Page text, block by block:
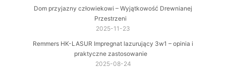
Dom przyjazny człowiekowi – Wyjątkowość Drewnianej
Przestrzeni
2025-11-23
Remmers HK-LASUR Impregnat lazurujący 3w1 – opinia i
praktyczne zastosowanie
2025-08-24